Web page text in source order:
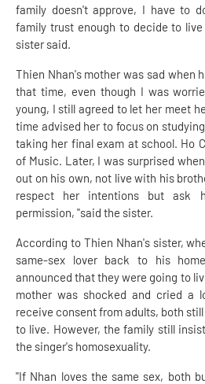
family doesn't approve, I have to
family trust enough to decide to live
sister said.
Thien Nhan's mother was sad when
that time, even though I was
young, I still agreed to let her meet
time advised her to focus on
taking her final exam at school. Ho
of Music. Later, I was surprised
out on his own, not live with his
respect her intentions but ask
permission, "said the sister.
According to Thien Nhan's sister,
same-sex lover back to his
announced that they were going to
mother was shocked and cried a
receive consent from adults, both
to live. However, the family still
the singer's homosexuality.
"If Nhan loves the same sex, both